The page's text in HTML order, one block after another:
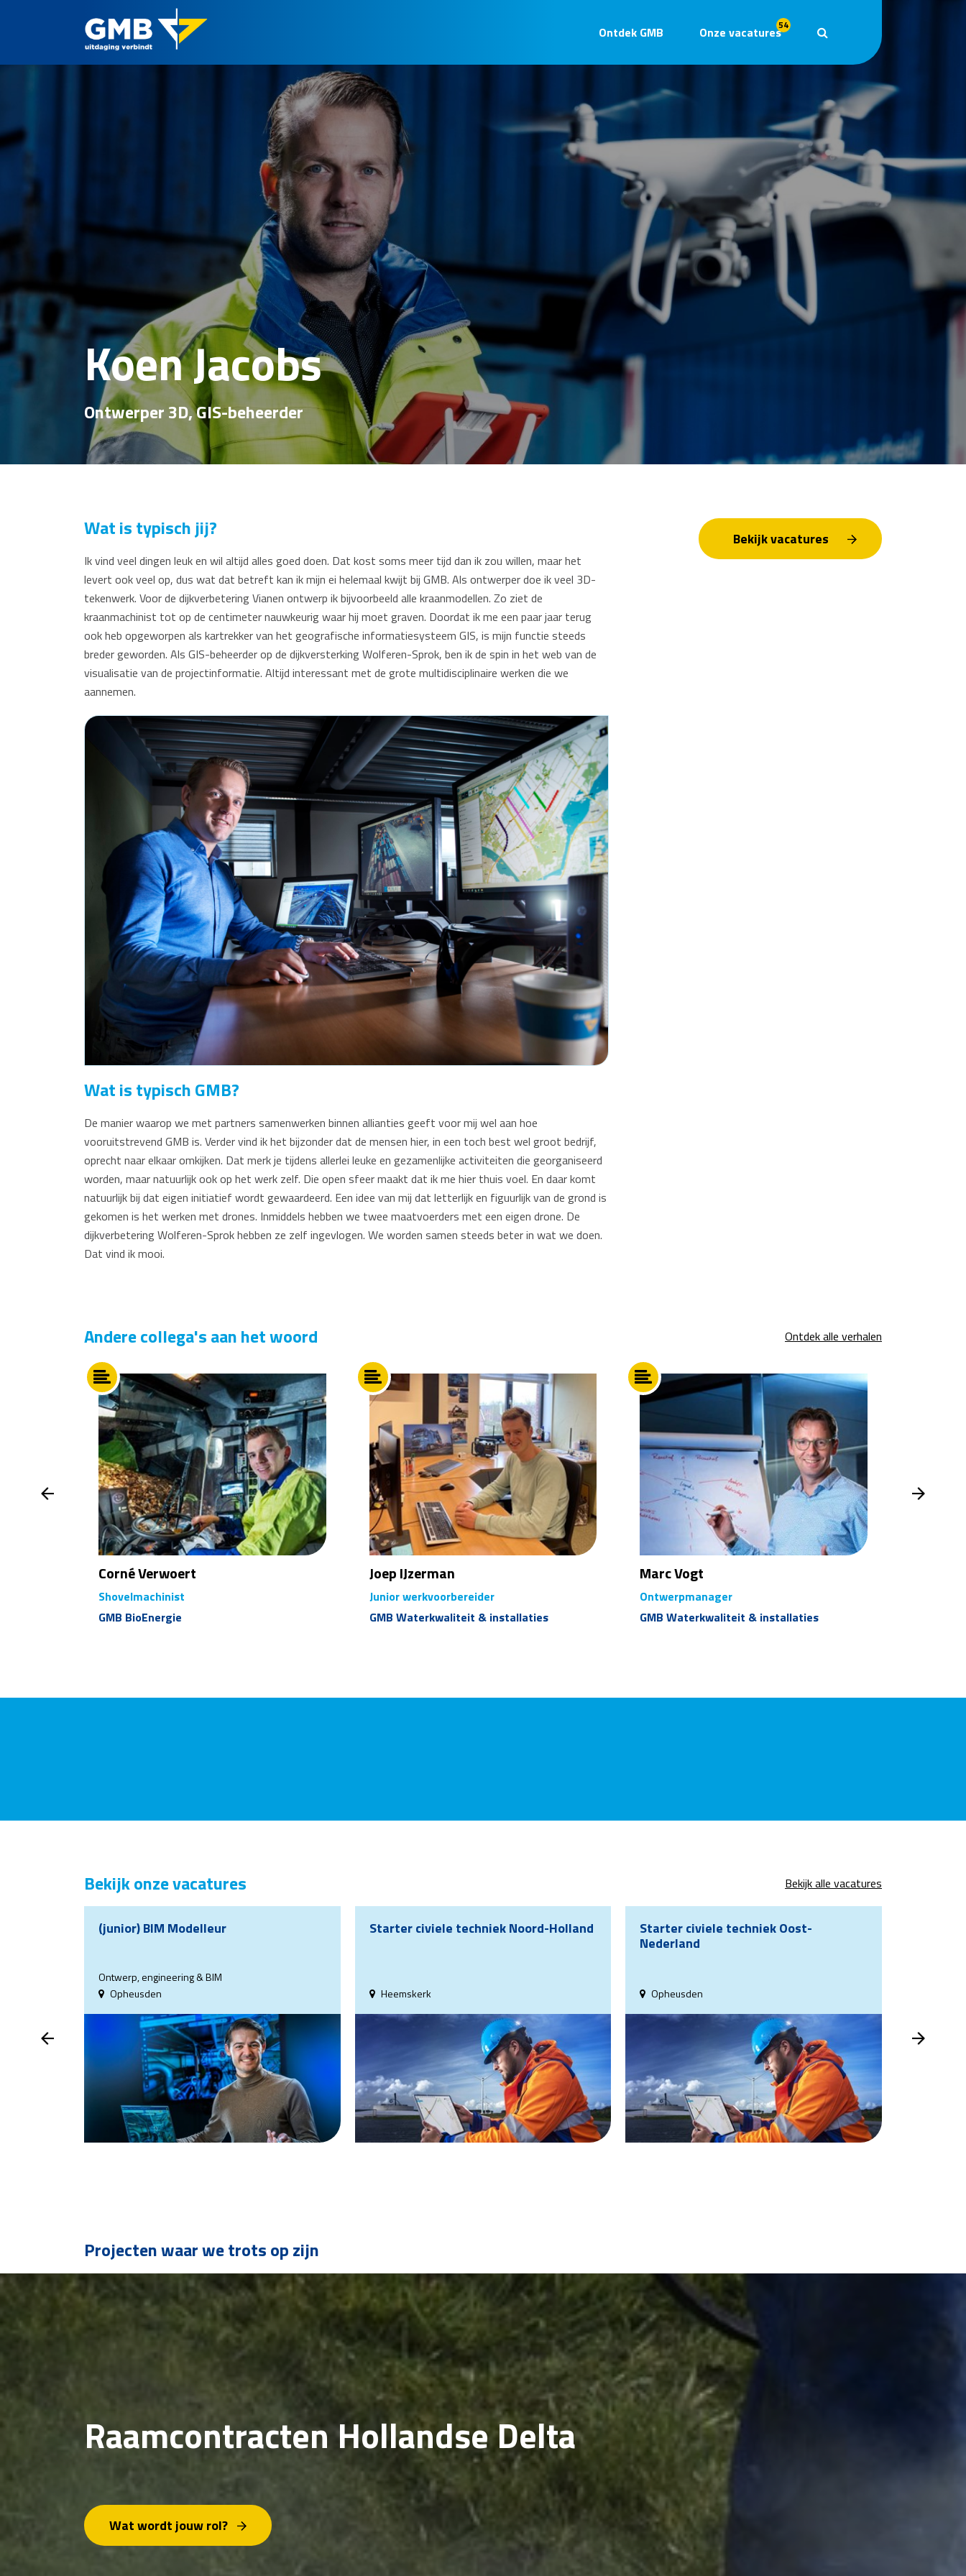
Ontdek GMB Onze vacatures54
Koen Jacobs
Ontwerper 3D, GIS-beheerder
Wat is typisch jij?
Ik vind veel dingen leuk en wil altijd alles goed doen. Dat kost soms meer tijd dan ik zou willen, maar het
levert ook veel op, dus wat dat betreft kan ik mijn ei helemaal kwijt bij GMB. Als ontwerper doe ik veel 3D-
tekenwerk. Voor de dijkverbetering Vianen ontwerp ik bijvoorbeeld alle kraanmodellen. Zo ziet de
kraanmachinist tot op de centimeter nauwkeurig waar hij moet graven. Doordat ik me een paar jaar terug
ook heb opgeworpen als kartrekker van het geografische informatiesysteem GIS, is mijn functie steeds
breder geworden. Als GIS-beheerder op de dijkversterking Wolferen-Sprok, ben ik de spin in het web van de
visualisatie van de projectinformatie. Altijd interessant met de grote multidisciplinaire werken die we
aannemen.
Wat is typisch GMB?
De manier waarop we met partners samenwerken binnen allianties geeft voor mij wel aan hoe
vooruitstrevend GMB is. Verder vind ik het bijzonder dat de mensen hier, in een toch best wel groot bedrijf,
oprecht naar elkaar omkijken. Dat merk je tijdens allerlei leuke en gezamenlijke activiteiten die georganiseerd
worden, maar natuurlijk ook op het werk zelf. Die open sfeer maakt dat ik me hier thuis voel. En daar komt
natuurlijk bij dat eigen initiatief wordt gewaardeerd. Een idee van mij dat letterlijk en figuurlijk van de grond is
gekomen is het werken met drones. Inmiddels hebben we twee maatvoerders met een eigen drone. De
dijkverbetering Wolferen-Sprok hebben ze zelf ingevlogen. We worden samen steeds beter in wat we doen.
Dat vind ik mooi.
Bekijk vacatures
Andere collega's aan het woord Ontdek alle verhalen
Corné Verwoert
Shovelmachinist
GMB BioEnergie
Joep IJzerman
Junior werkvoorbereider
GMB Waterkwaliteit & installaties
Marc Vogt
Ontwerpmanager
GMB Waterkwaliteit & installaties
Bekijk onze vacatures Bekijk alle vacatures
(junior) BIM Modelleur
Ontwerp, engineering & BIM
Opheusden
Starter civiele techniek Noord-Holland
Heemskerk
Starter civiele techniek Oost-
Nederland
Opheusden
Projecten waar we trots op zijn
Raamcontracten Hollandse Delta
Wat wordt jouw rol?